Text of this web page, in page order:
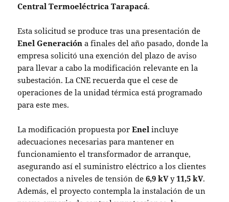
Central Termoeléctrica Tarapacá.
Esta solicitud se produce tras una presentación de
Enel Generación a finales del año pasado, donde la
empresa solicitó una exención del plazo de aviso
para llevar a cabo la modificación relevante en la
subestación. La CNE recuerda que el cese de
operaciones de la unidad térmica está programado
para este mes.
La modificación propuesta porEnel incluye
adecuaciones necesarias para mantener en
funcionamiento el transformador de arranque,
asegurando así el suministro eléctrico a los clientes
conectados a niveles de tensión de6,9 kVy11,5 kV.
Además, el proyecto contempla la instalación de un